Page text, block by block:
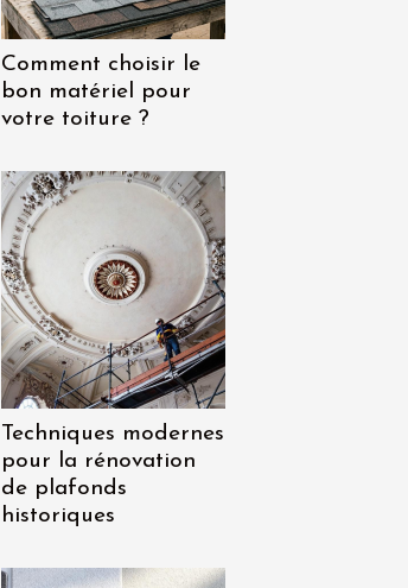
Comment choisir le
bon matériel pour
votre toiture ?
Techniques modernes
pour la rénovation
de plafonds
historiques